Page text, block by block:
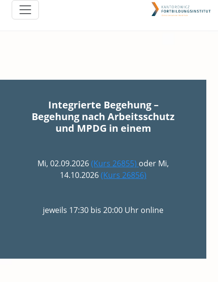
Integrierte Begehung –
Begehung nach Arbeitsschutz
und MPDG in einem
Mi, 02.09.2026(Kurs 26855) oder Mi,
14.10.2026(Kurs 26856)
jeweils 17:30 bis 20:00 Uhr online